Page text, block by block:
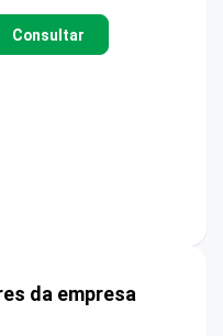
Consultar
da empresa